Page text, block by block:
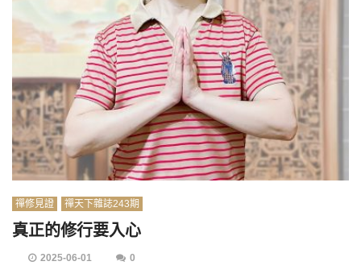
禪修見證 禪天下雜誌243期
真正的修行要入心
2025-06-01 0